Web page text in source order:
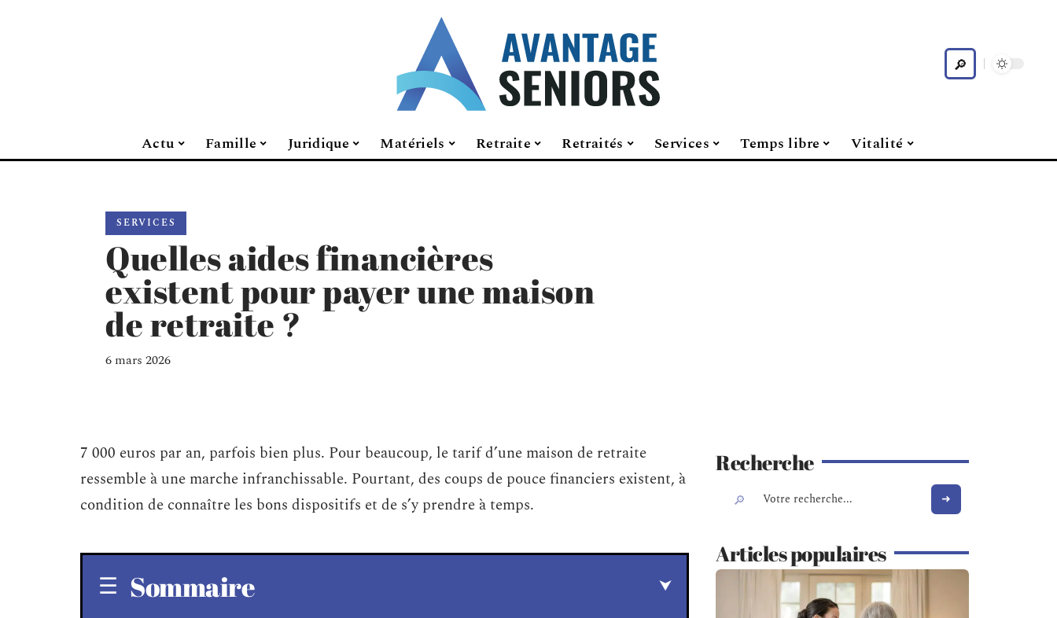
Actu Famille Juridique Matériels Retraite Retraités Services Temps libre Vitalité
SERVICES
Quelles aides financières
existent pour payer une maison
de retraite ?
6 mars 2026
7 000 euros par an, parfois bien plus. Pour beaucoup, le tarif d’une maison de retraite
ressemble à une marche infranchissable. Pourtant, des coups de pouce financiers existent, à
condition de connaître les bons dispositifs et de s’y prendre à temps.
Sommaire
Recherche
Articles populaires